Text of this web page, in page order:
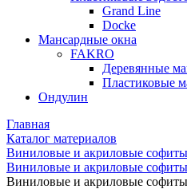
Grand Line
Docke
Мансардные окна
FAKRO
Деревянные
Пластиковые
Ондулин
Главная
Каталог материалов
Виниловые и акриловые
Виниловые и акриловые
Виниловые и акриловые